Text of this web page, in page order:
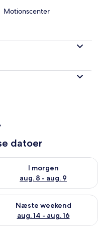
Motionscenter
datoer
- aug. 8
I morgen
aug. 8 - aug. 9
tilgængelighed for i
aug. 7 - aug. 9
Næste weekend
aug. 14 - aug. 16
tilgængelighed for næste